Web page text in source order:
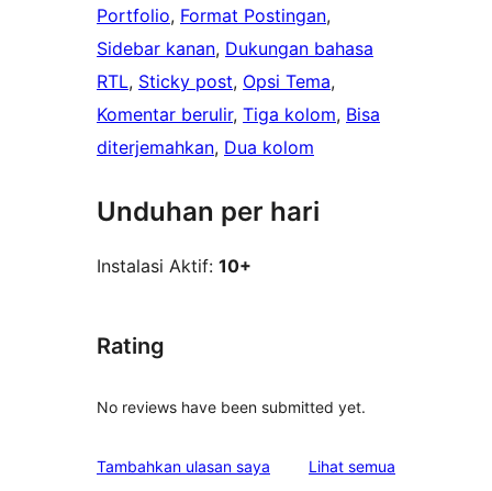
Portfolio, Format Postingan
Sidebar kanan, Dukungan bahasa
RTL, Sticky post, Opsi Tema
Komentar berulir, Tiga kolom, Bisa
diterjemahkan, Dua kolom
Unduhan per hari
Instalasi Aktif: 10+
Rating
No reviews have been submitted yet.
Tambahkan ulasan saya Lihat semua